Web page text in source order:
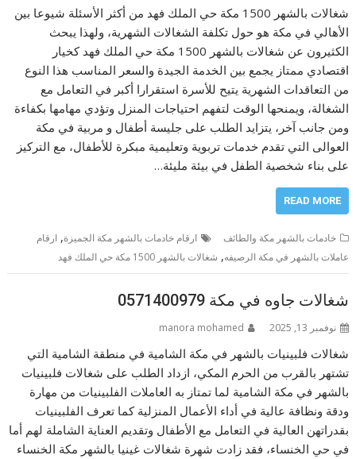
شغالات بالشهر 1500 مكة حي الملك فهد من أكثر الأسئلة شيوعا بين
الأهالي في مكة هو حول تكلفة الشغالات الشهرية، ولهذا يبحث
الكثيرون عن شغالات بالشهر 1500 مكة حي الملك فهد كخيار
اقتصادي ممتاز يجمع بين الخدمة الجيدة والسعر المناسب هذا النوع
من التعاقدات الشهرية يتيح للأسرة استقرارا أكبر في التعامل مع
الشغالة، ويمنحها الوقت لتفهم احتياجات المنزل وتؤدي مهامها بكفاءة
ومن جانب آخر، يتزايد الطلب على جليسة أطفال و مربية في مكة
العوالى التي تقدم خدمات تربوية وتعليمية مبكرة للأطفال، مع التركيز
على بناء شخصية الطفل في بيئة مليئة…
READ MORE
خادمات بالشهر مكة والطائف ارقام خادمات بالشهر مكة الجميزة,ارقام
عاملات بالشهر في مكة الرصيفه, شغالات بالشهر 1500 مكة حي الملك فهد
شغالات جاوه في مكة 0571400979
نوفمبر 13, 2025 manora mohamed
شغالات فلبينيات بالشهر في مكة الشامية في منطقة الشامية التي
تشتهر بالقرب من الحرم المكي، ازداد الطلب على شغالات فلبينيات
بالشهر في مكة الشامية لما تمتاز به العاملات الفلبينيات من مهارة
ودقة ونظافة عالية في أداء الأعمال المنزلية كما تعرف الفلبينيات
بقدراتهن العالية في التعامل مع الأطفال وتقديم العناية الشاملة لهم أما
في حي الخنساء، فقد زادت شهرة شغالات غينيا بالشهر مكة الخنساء